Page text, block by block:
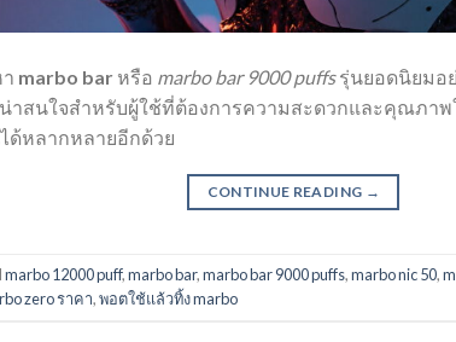
marbo bar หรือ marbo bar 9000 puffsรุ่นยอดนิยมอ
าสนใจสำหรับผู้ใช้ที่ต้องการความสะดวกและคุณภา
ด้หลากหลายอีกด้วย
CONTINUE READING →
marbo 12000 puff,marbo bar,marbo bar 9000 puffs,marbo nic 50,
zero ราคา,พอตใช้แล้วทิ้ง marbo